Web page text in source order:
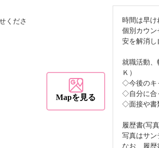
くださ
Mapを見る
時間は早け
個別カウン
安を解消し
就職活動、
Ｋ）
◇今後のキ
◇自分に合
◇面接や書
履歴書(写
写真はサン
なお、履歴